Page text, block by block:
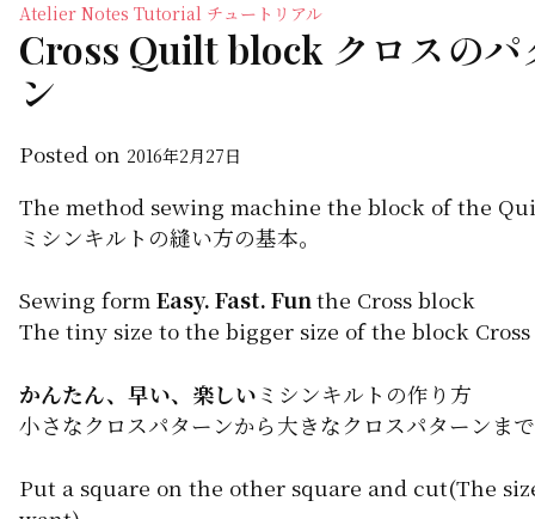
Atelier Notes Tutorial チュートリアル
Cross Quilt block クロスのパ
ン
Posted on 2016年2月27日
The method sewing machine the block of the
ミシンキルトの縫い方の基本。
Sewing form Easy. Fast. Funthe Cross block
The tiny size to the bigger size of the block Cross
かんたん、早い、楽しい ミシンキルトの作り方
小さなクロスパターンから大きなクロスパターンまで
Put a square on the other square and cut(The